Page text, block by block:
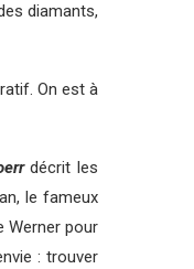
diamants,
On est à
décrit les
le fameux
Werner pour
: trouver